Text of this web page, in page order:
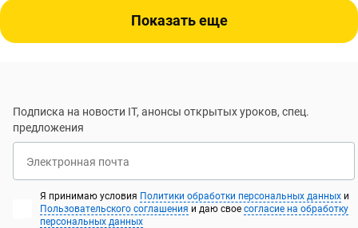
Показать еще
Подписка на новости IT, анонсы открытых уроков, спец.
предложения
Электронная почта
Я принимаю условия Политики обработки персональных данных и
Пользовательского соглашения и даю свое согласие на обработку
персональных данных